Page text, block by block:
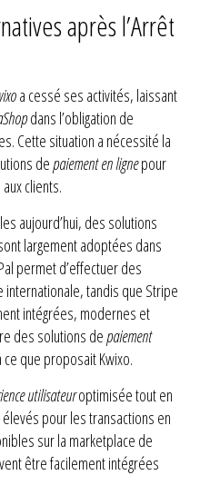
après l’Arrêt
a cessé ses activités, laissant
dans l’obligation de
Cette situation a nécessité la
depaiement en lignepour
clients.
aujourd’hui, des solutions
largement adoptées dans
permet d’effectuer des
internationale, tandis que Stripe
intégrées, modernes et
des solutions depaiement
que proposait Kwixo.
utilisateuroptimisée tout en
pour les transactions en
sur la marketplace de
être facilement intégrées